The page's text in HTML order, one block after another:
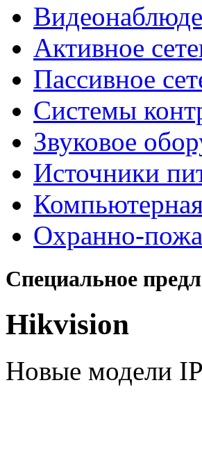
Активное
Пассивное
Системы
Звуковое
Источники
Охранно-
Специальное
Hikvision
Новые модели